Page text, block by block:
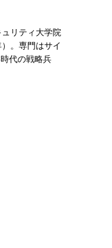
リティ大学院
。専門はサイ
代の戦略兵